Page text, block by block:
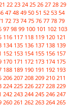
22 23 24 25 26 27 28 29
47 48 49 50 51 52 53 54
72 73 74 75 76 77 78 79
97 98 99 100 101 102 103
116 117 118 119 120 121
134 135 136 137 138 139
152 153 154 155 156 157
170 171 172 173 174 175
188 189 190 191 192 193
206 207 208 209 210 211
224 225 226 227 228 229
242 243 244 245 246 247
260 261 262 263 264 265